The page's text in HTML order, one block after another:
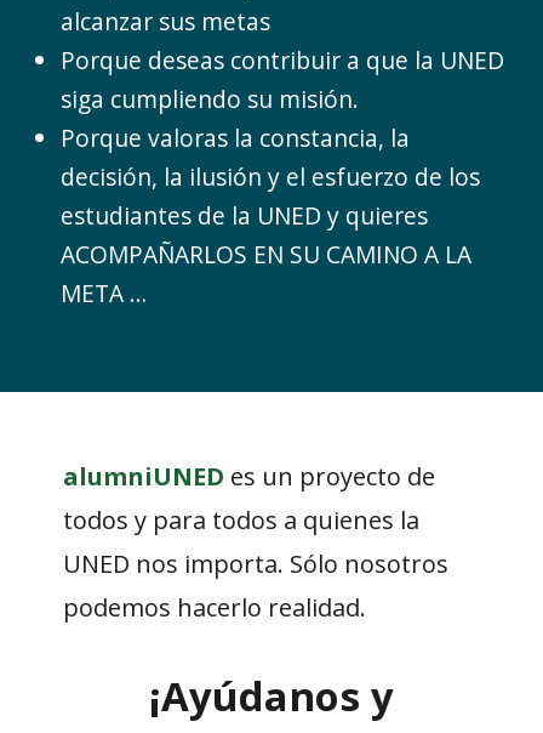
alcanzar sus metas
Porque deseas contribuir a que la UNED
siga cumpliendo su misión.
Porque valoras la constancia, la
decisión, la ilusión y el esfuerzo de los
estudiantes de la UNED y quieres
ACOMPAÑARLOS EN SU CAMINO A LA
META …
alumniUNED es un proyecto de
todos y para todos a quienes la
UNED nos importa. Sólo nosotros
podemos hacerlo realidad.
¡Ayúdanos y